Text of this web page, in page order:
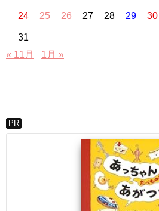
24 25 26 27 28 29 30
31
« 11月
1月 »
PR